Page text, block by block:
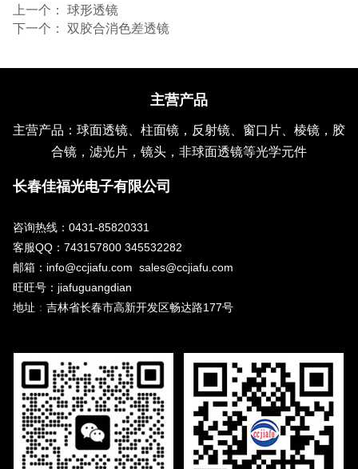
上一个： 球形透镜
下一个： 双胶合消色差透镜
主营产品
主营产品：球面透镜、柱面镜，反射镜、窗口片、棱镜，胶
合镜，滤光片，镜头，非球面透镜等光学元件
长春佳福光电子有限公司
咨询热线：0431-85820331
客服QQ：743157800 345532282
邮箱：info@ccjiafu.com sales@ccjiafu.com
旺旺号：jiafuguangdian
地址 ： 吉林省长春市高新开发区畅达路177号